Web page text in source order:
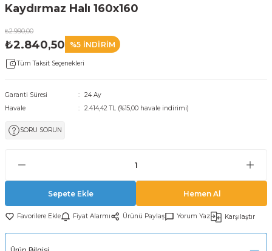
Kaydırmaz Halı 160x160
₺2.990,00
₺2.840,50 %5 İNDİRİM
Tüm Taksit Seçenekleri
Garanti Süresi
24 Ay
Havale
2.414,42 TL (%15,00 havale indirimi)
SORU SORUN
Sepete Ekle Hemen Al
Fiyat Alarmı Ürünü Paylaş Yorum Yaz Karşılaştır